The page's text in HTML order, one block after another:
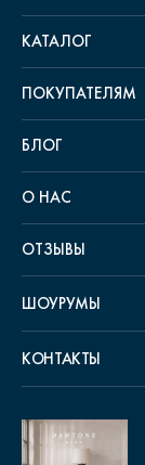
КАТАЛОГ
ПОКУПАТЕЛЯМ
БЛОГ
О НАС
ОТЗЫВЫ
ШОУРУМЫ
КОНТАКТЫ